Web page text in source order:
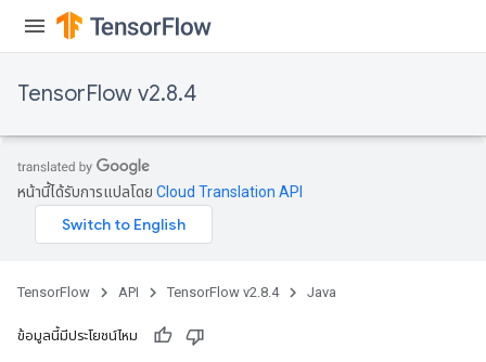
TensorFlow v2.8.4
หน้านี้ได้รับการแปลโดย Cloud Translation API
TensorFlow API TensorFlow v2.8.4 Java
ข้อมูลนี้มีประโยชน์ไหม